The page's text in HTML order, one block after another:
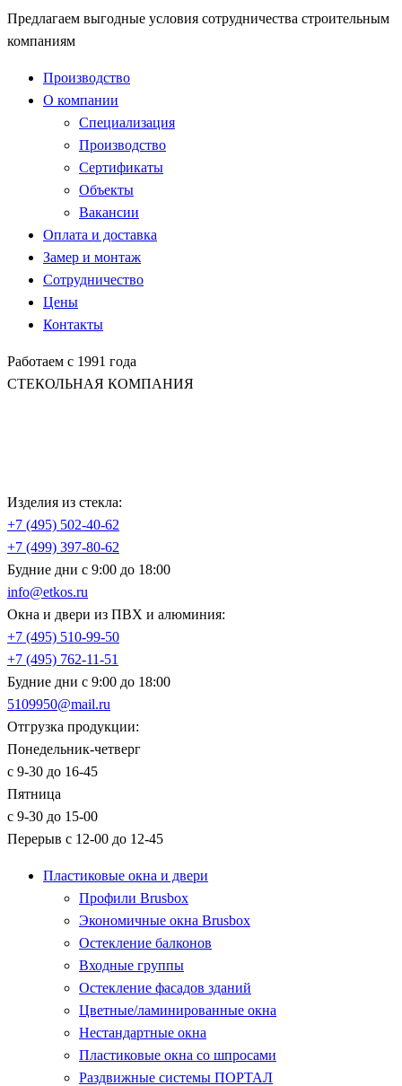
Предлагаем выгодные условия сотрудничества строительным
компаниям
Производство
О компании
Специализация
Производство
Сертификаты
Объекты
Вакансии
Оплата и доставка
Замер и монтаж
Сотрудничество
Цены
Контакты
Работаем с 1991 года
СТЕКОЛЬНАЯ КОМПАНИЯ
Изделия из стекла:
+7 (495) 502-40-62
+7 (499) 397-80-62
Будние дни с 9:00 до 18:00
info@etkos.ru
Окна и двери из ПВХ и алюминия:
+7 (495) 510-99-50
+7 (495) 762-11-51
Будние дни с 9:00 до 18:00
5109950@mail.ru
Отгрузка продукции:
Понедельник-четверг
с 9-30 до 16-45
Пятница
с 9-30 до 15-00
Перерыв с 12-00 до 12-45
Пластиковые окна и двери
Профили Brusbox
Экономичные окна Brusbox
Остекление балконов
Входные группы
Остекление фасадов зданий
Цветные/ламинированные окна
Нестандартные окна
Пластиковые окна со шпросами
Раздвижные системы ПОРТАЛ